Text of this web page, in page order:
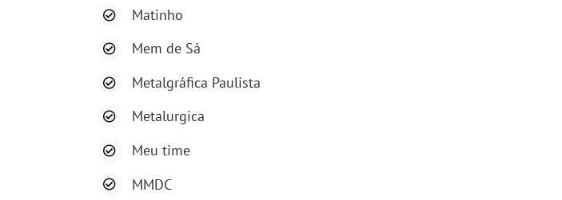
Matinho
Mem de Sá
Metalgráfica Paulista
Metalurgica
Meu time
MMDC